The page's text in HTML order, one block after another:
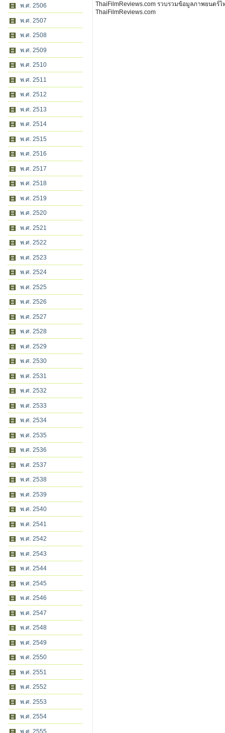
พ.ศ. 2506
พ.ศ. 2507
พ.ศ. 2508
พ.ศ. 2509
พ.ศ. 2510
พ.ศ. 2511
พ.ศ. 2512
พ.ศ. 2513
พ.ศ. 2514
พ.ศ. 2515
พ.ศ. 2516
พ.ศ. 2517
พ.ศ. 2518
พ.ศ. 2519
พ.ศ. 2520
พ.ศ. 2521
พ.ศ. 2522
พ.ศ. 2523
พ.ศ. 2524
พ.ศ. 2525
พ.ศ. 2526
พ.ศ. 2527
พ.ศ. 2528
พ.ศ. 2529
พ.ศ. 2530
พ.ศ. 2531
พ.ศ. 2532
พ.ศ. 2533
พ.ศ. 2534
พ.ศ. 2535
พ.ศ. 2536
พ.ศ. 2537
พ.ศ. 2538
พ.ศ. 2539
พ.ศ. 2540
พ.ศ. 2541
พ.ศ. 2542
พ.ศ. 2543
พ.ศ. 2544
พ.ศ. 2545
พ.ศ. 2546
พ.ศ. 2547
พ.ศ. 2548
พ.ศ. 2549
พ.ศ. 2550
พ.ศ. 2551
พ.ศ. 2552
พ.ศ. 2553
พ.ศ. 2554
พ.ศ. 2555
ThaiFilmReviews.com รวบรวมข้อมูลภาพยนตร์
ThaiFilmReviews.com